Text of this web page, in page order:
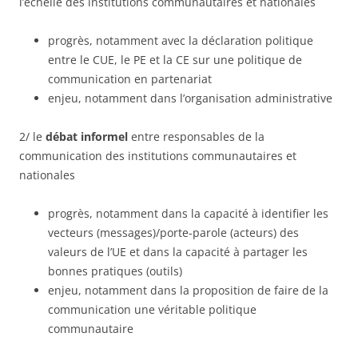
progrès, notamment avec la déclaration politique
entre le CUE, le PE et la CE sur une politique de
communication en partenariat
enjeu, notamment dans l’organisation administrative
2/ le débat informel entre responsables de la
communication des institutions communautaires et
nationales
progrès, notamment dans la capacité à identifier les
vecteurs (messages)/porte-parole (acteurs) des
valeurs de l’UE et dans la capacité à partager les
bonnes pratiques (outils)
enjeu, notamment dans la proposition de faire de la
communication une véritable politique
communautaire